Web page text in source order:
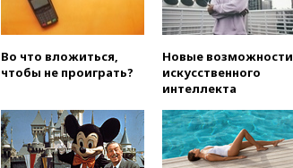
вчера, 17:20«Ведомости»:
начальник тыла Санчик не
справился с возросшими
объемами работ
вчера, 17:15В аэропорту Сочи
введен план «Ковер»
вчера, 16:55При атаке дрона
ВСУ на больницу в Донецке
погибла женщина
Во что вложиться,
чтобы не проиграть?
Новые возможности
искусственного
интеллекта